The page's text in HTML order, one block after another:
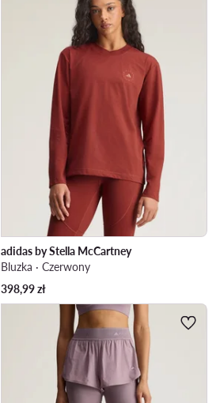
adidas by Stella McCartney
Bluzka · Czerwony
398,99zł